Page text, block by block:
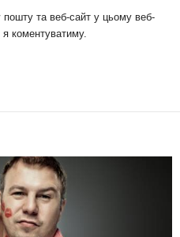
пошту та веб-сайт у цьому веб-
я коментуватиму.